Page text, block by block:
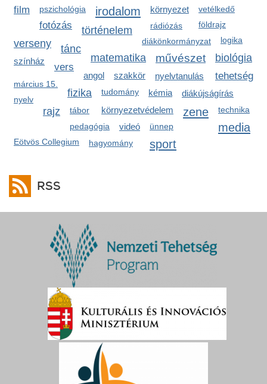
film pszichológia irodalom környezet vetélkedő
fotózás földrajz
történelem
rádiózás
diákönkormányzat
verseny logika
tánc
matematika művészet biológia
színház
vers
angol tehetség
szakkör nyelvtanulás
március 15.
fizika tudomány kémia
diákújságírás
környezetvédelem
nyelv
zene technika
rajz tábor
media
pedagógia videó
Eötvös Collegium
ünnep
sport
hagyomány
RSS